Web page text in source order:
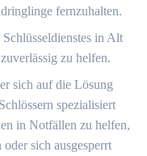
fernzuhalten.​
in Alt
zu helfen.​
sich auf die Lösung
spezialisiert
in Notfällen zu helfen,
sich ausgesperrt